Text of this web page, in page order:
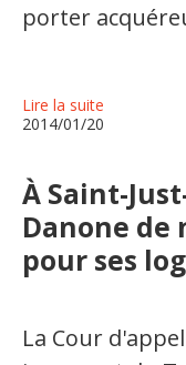
porter
Lire la suite
2014/01/20
À Saint-
Danone de
pour ses
La Cour